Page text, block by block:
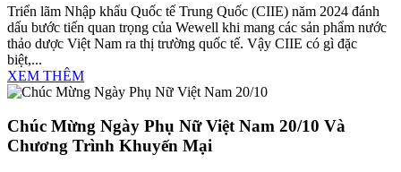
Triển lãm Nhập khẩu Quốc tế Trung Quốc (CIIE) năm 2024 đánh
dấu bước tiến quan trọng của Wewell khi mang các sản phẩm nước
thảo dược Việt Nam ra thị trường quốc tế. Vậy CIIE có gì đặc
biệt,...
XEM THÊM
Chúc Mừng Ngày Phụ Nữ Việt Nam 20/10 Và
Chương Trình Khuyến Mại